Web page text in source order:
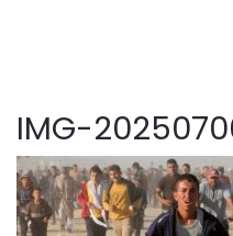
IMG-